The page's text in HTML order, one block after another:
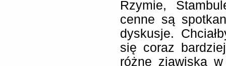
Rzymie,
cenne są
dyskusje.
się coraz
różne zjawiska